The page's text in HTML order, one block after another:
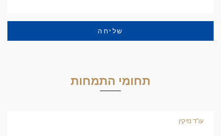
שליחה
תחומי התמחות
עו"ד נזיקין